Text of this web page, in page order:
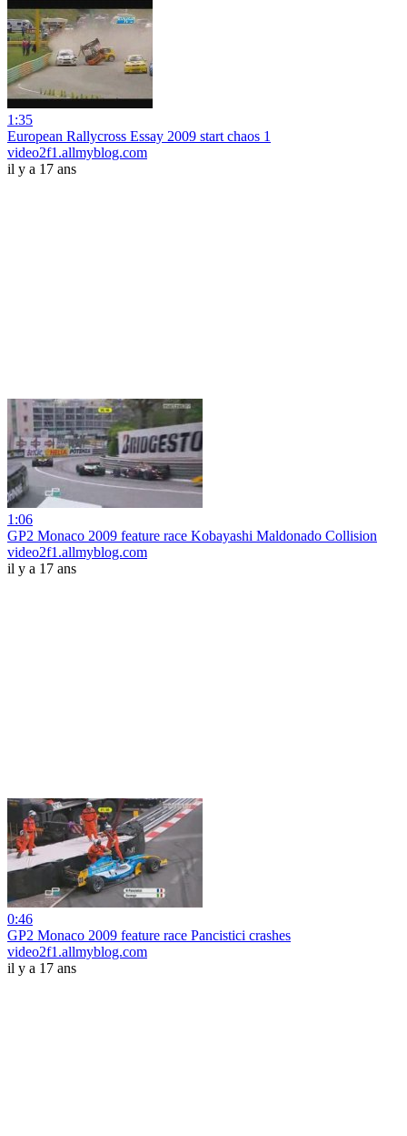
1:35
European Rallycross Essay 2009 start chaos 1
video2f1.allmyblog.com
il y a 17 ans
1:06
GP2 Monaco 2009 feature race Kobayashi Maldonado Collision
video2f1.allmyblog.com
il y a 17 ans
0:46
GP2 Monaco 2009 feature race Pancistici crashes
video2f1.allmyblog.com
il y a 17 ans